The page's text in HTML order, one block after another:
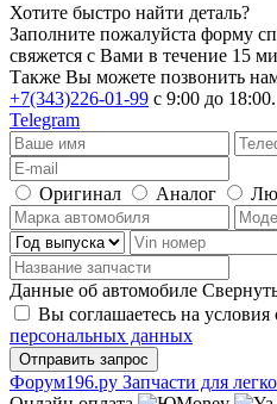
Хотите быстро найти деталь?
Заполните пожалуйста форму
свяжется с Вами в течение 15
Также Вы можете позвонить
+7(343)226-01-99 с 9:00 до 18:00.
Telegram
Оригинал Аналог
Данные об автомобиле
Вы соглашаетесь на
персональных данных
Фoрум196.ру Запчасти для